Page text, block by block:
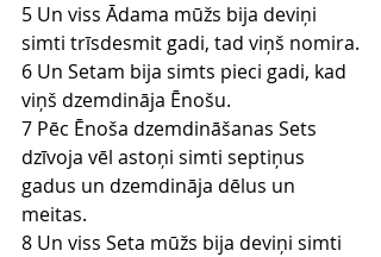
5 Un viss Ādama mūžs bija deviņi
simti trīsdesmit gadi, tad viņš nomira.
6 Un Setam bija simts pieci gadi, kad
viņš dzemdināja Ēnošu.
7 Pēc Ēnoša dzemdināšanas Sets
dzīvoja vēl astoņi simti septiņus
gadus un dzemdināja dēlus un
meitas.
8 Un viss Seta mūžs bija deviņi simti